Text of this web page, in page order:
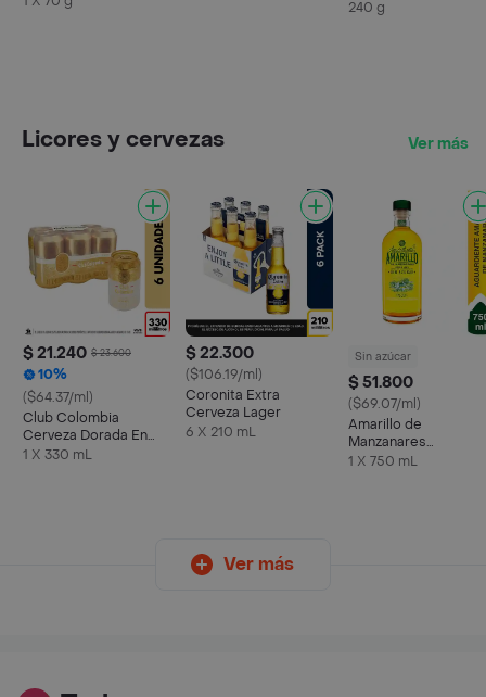
240 g
Licores y cervezas Ver más
$ 21.240 $ 23.600
10%
($64.37/ml)
Club Colombia
Cerveza Dorada En
Lata 330 ML X6 Unds
1 X 330 mL
$ 22.300
($106.19/ml)
Coronita Extra
Cerveza Lager
6 X 210 mL
Sin azúcar
$ 51.800
($69.07/ml)
Amarillo de
Manzanares
Aguardiente Sin
1 X 750 mL
Ver más